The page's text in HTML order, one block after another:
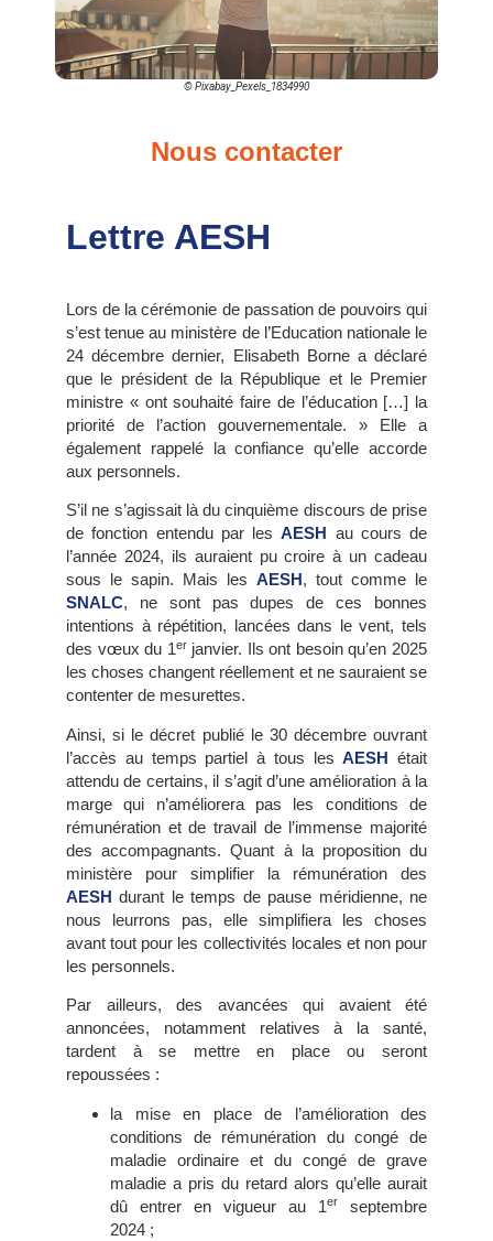
© Pixabay_Pexels_1834990
Nous contacter
Lettre AESH
Lors de la cérémonie de passation de pouvoirs qui
s’est tenue au ministère de l’Education nationale le
24 décembre dernier, Elisabeth Borne a déclaré
que le président de la République et le Premier
ministre « ont souhaité faire de l’éducation […] la
priorité de l’action gouvernementale. » Elle a
également rappelé la confiance qu’elle accorde
aux personnels.
S’il ne s’agissait là du cinquième discours de prise
de fonction entendu par lesAESH au cours de
l’année 2024, ils auraient pu croire à un cadeau
sous le sapin. Mais les AESH, tout comme le
SNALC, ne sont pas dupes de ces bonnes
intentions à répétition, lancées dans le vent, tels
des vœux du 1erjanvier. Ils ont besoin qu’en 2025
les choses changent réellement et ne sauraient se
contenter de mesurettes.
Ainsi, si le décret publié le 30 décembre ouvrant
l’accès au temps partiel à tous lesAESH était
attendu de certains, il s’agit d’une amélioration à la
marge qui n’améliorera pas les conditions de
rémunération et de travail de l’immense majorité
des accompagnants. Quant à la proposition du
ministère pour simplifier la rémunération des
AESH durant le temps de pause méridienne, ne
nous leurrons pas, elle simplifiera les choses
avant tout pour les collectivités locales et non pour
les personnels.
Par ailleurs, des avancées qui avaient été
annoncées, notamment relatives à la santé,
tardent à se mettre en place ou seront
repoussées :
la mise en place de l’amélioration des
conditions de rémunération du congé de
maladie ordinaire et du congé de grave
maladie a pris du retard alors qu’elle aurait
dû entrer en vigueur au 1er
septembre
2024 ;